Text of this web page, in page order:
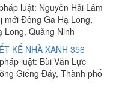
luật: Nguyễn Hải Lâm
mới Đông Ga Hạ Long,
Long, Quảng Ninh
KẾ NHÀ XANH 356
luật: Bùi Văn Lực
Giếng Đáy, Thành phố